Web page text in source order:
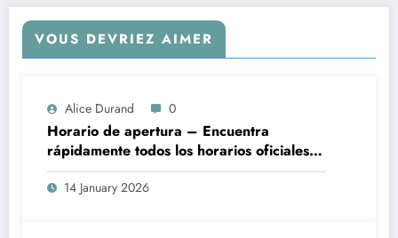
VOUS DEVRIEZ AIMER
Alice Durand 0
Horario de apertura – Encuentra
rápidamente todos los horarios oficiales
de apertura
14 January 2026